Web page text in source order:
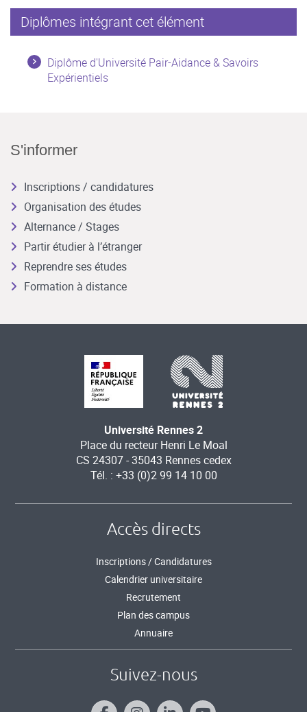
Diplômes intégrant cet élément
Diplôme d'Université Pair-Aidance & Savoirs
Expérientiels
S'informer
Inscriptions / candidatures
Organisation des études
Alternance / Stages
Partir étudier à l’étranger
Reprendre ses études
Formation à distance
Université Rennes 2
Place du recteur Henri Le Moal
CS 24307 - 35043 Rennes cedex
Tél. : +33 (0)2 99 14 10 00
Accès directs
Inscriptions / Candidatures
Calendrier universitaire
Recrutement
Plan des campus
Annuaire
Suivez-nous